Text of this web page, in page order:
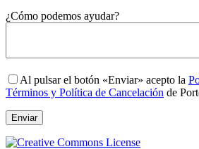
Gender
¿Cómo podemos ayudar?
Al pulsar el botón «Enviar» acepto la
Términos y Política de Cancelación de